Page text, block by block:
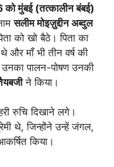
को मुंबई (तत्कालीन बंबई)
सलीम मोइज़ुद्दीन अब्दुल
को खो बैठे। पिता का
माँ भी तीन वर्ष की
पालन-पोषण उनकी
ने किया।
रुचि दिखाने लगे।
थे, जिन्होंने उन्हें जंगल,
किया।